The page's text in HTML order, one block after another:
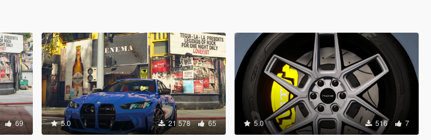
69 5.0 21 578 65 5.0 516 7